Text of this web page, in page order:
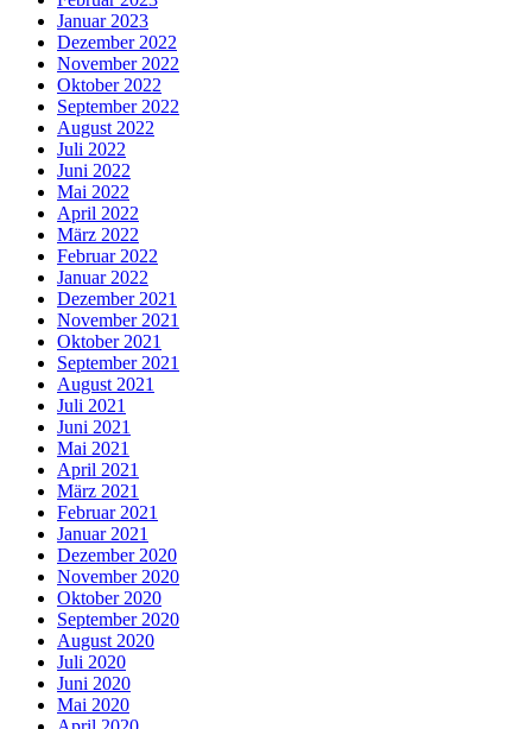
Januar 2023
Dezember 2022
November 2022
Oktober 2022
September 2022
August 2022
Juli 2022
Juni 2022
Mai 2022
April 2022
März 2022
Februar 2022
Januar 2022
Dezember 2021
November 2021
Oktober 2021
September 2021
August 2021
Juli 2021
Juni 2021
Mai 2021
April 2021
März 2021
Februar 2021
Januar 2021
Dezember 2020
November 2020
Oktober 2020
September 2020
August 2020
Juli 2020
Juni 2020
Mai 2020